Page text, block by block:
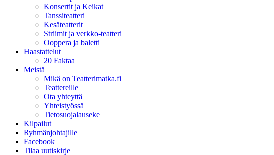
Konsertit ja Keikat
Tanssiteatteri
Kesäteatterit
Striimit ja verkko-teatteri
Ooppera ja baletti
Haastattelut
20 Faktaa
Meistä
Mikä on Teatterimatka.fi
Teattereille
Ota yhteyttä
Yhteistyössä
Tietosuojalauseke
Kilpailut
Ryhmänjohtajille
Facebook
Tilaa uutiskirje